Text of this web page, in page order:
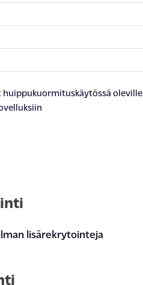
huippukuormituskäytössä oleville
lisärekrytointeja